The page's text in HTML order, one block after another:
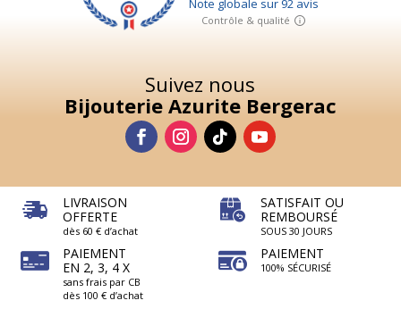
Suivez nous
Bijouterie Azurite Bergerac
LIVRAISON
OFFERTE
dès 60 € d’achat
PAIEMENT
EN 2, 3, 4 X
sans frais par CB
dès 100 € d’achat
SATISFAIT OU
REMBOURSÉ
SOUS 30 JOURS
PAIEMENT
100% SÉCURISÉ